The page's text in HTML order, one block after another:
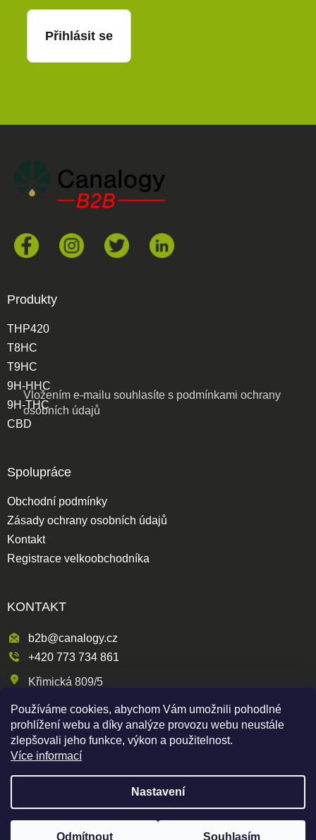
Používáme cookies, abychom Vám umožnili pohodlné
prohlížení webu a díky analýze provozu webu neustále
zlepšovali jeho funkce, výkon a použitelnost.
Více informací
Nastavení
Odmítnout Souhlasím
Vložením e-mailu souhlasíte s podmínkami ochrany
osobních údajů
Přihlásit se
Produkty
THP420
T8HC
T9HC
9H-HHC
9H-THC
CBD
Spolupráce
Obchodní podmínky
Zásady ochrany osobních údajů
Kontakt
Registrace velkoobchodníka
KONTAKT
b2b@canalogy.cz
+420 773 734 861
Křimická 809/5
318 00 Plzeň 3-Skvrňany
Česká republika
Shoptet | mime digital
Copyright 2026Canapuff Wholesale. Všechna práva
vyhrazena.